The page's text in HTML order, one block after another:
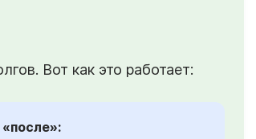
Вот как это работает: